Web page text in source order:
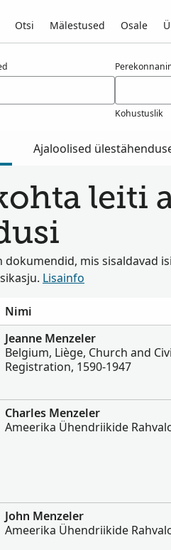
Otsi Mälestused Osale
Kohustuslik
Ajaloolised
leiti
mis sisaldavad
Lisainfo
Nimi
Jeanne Menzeler
Belgium, Liège, Church and
Registration, 1590-1947
Charles Menzeler
Ameerika Ühendriikide
John Menzeler
Ameerika Ühendriikide